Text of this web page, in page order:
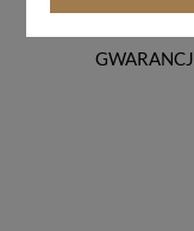
Twoje dane
poleceniami.
Polski/UE/
Okres